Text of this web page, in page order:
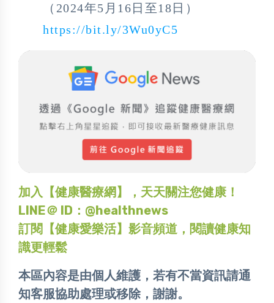
（2024年5月16日至18日）
https://bit.ly/3Wu0yC5
加入【健康醫療網】，天天關注您健康！
LINE＠ ID：@healthnews
訂閱【健康愛樂活】影音頻道，閱讀健康知
識更輕鬆
本區內容是由個人維護，若有不當資訊請通
知客服協助處理或移除，謝謝。